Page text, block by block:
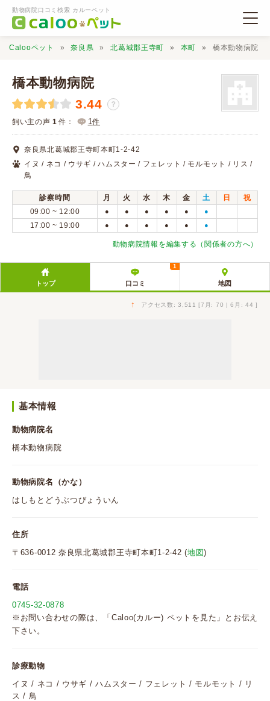
動物病院口コミ検索 カルーペット
動物病院検索
口コミ検索
Calooペットとは？
口コミ投稿
Calooペット 奈良県 北葛城郡王寺町 本町 橋本動物病院
橋本動物病院
3.44 ？
飼い主の声 1 件： 1件
奈良県北葛城郡王寺町本町1-2-42
イヌ / ネコ / ウサギ / ハムスター / フェレット / モルモット / リス /
鳥
診察時間 月 火 水 木 金 土 日
祝
09:00 ~ 12:00
● ● ● ● ● ●
17:00 ~ 19:00 ● ● ● ● ● ●
動物病院情報を編集する（関係者の方へ）
トップ 口コミ
1
地図
↑ アクセス数: 3,511 [7月: 70 | 6月: 44 ]
基本情報
動物病院名
橋本動物病院
動物病院名（かな）
はしもとどうぶつびょういん
住所
〒636-0012 奈良県北葛城郡王寺町本町1-2-42 (地図)
電話
0745-32-0878
※お問い合わせの際は、「Caloo(カルー) ペットを見た」とお伝え
下さい。
診療動物
イヌ / ネコ / ウサギ / ハムスター / フェレット / モルモット / リ
ス / 鳥